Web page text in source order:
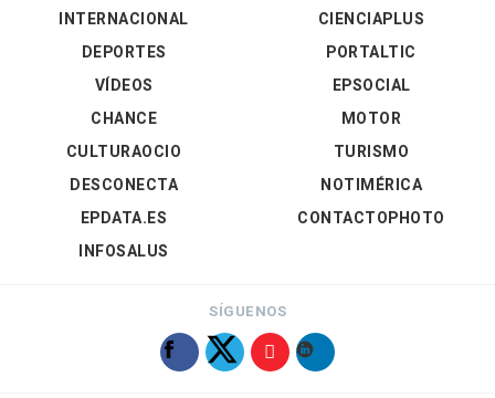
INTERNACIONAL
DEPORTES
VÍDEOS
CIENCIAPLUS
PORTALTIC
EPSOCIAL
CHANCE
CULTURAOCIO
DESCONECTA
EPDATA.ES
INFOSALUS
MOTOR
TURISMO
NOTIMÉRICA
CONTACTOPHOTO
SÍGUENOS